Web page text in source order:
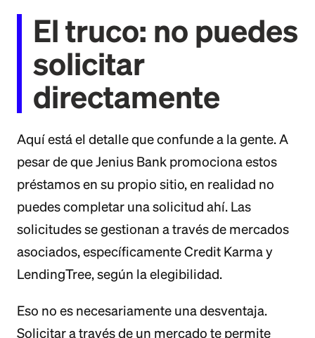
El truco: no puedes
solicitar
directamente
Aquí está el detalle que confunde a la gente. A
pesar de que Jenius Bank promociona estos
préstamos en su propio sitio, en realidad no
puedes completar una solicitud ahí. Las
solicitudes se gestionan a través de mercados
asociados, específicamente Credit Karma y
LendingTree, según la elegibilidad.
Eso no es necesariamente una desventaja.
Solicitar a través de un mercado te permite